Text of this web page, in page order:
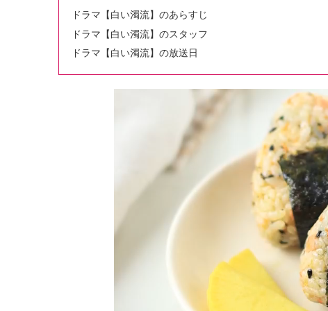
ドラマ【白い濁流】のあらすじ
ドラマ【白い濁流】のスタッフ
ドラマ【白い濁流】の放送日